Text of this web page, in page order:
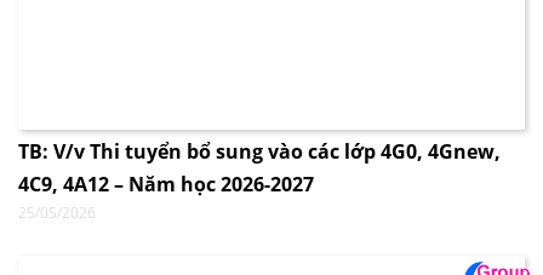
TB: V/v Thi tuyển bổ sung vào các lớp 4G0, 4Gnew,
4C9, 4A12 – Năm học 2026-2027
25/05/2026